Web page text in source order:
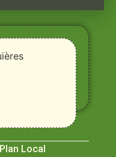
Plan Local